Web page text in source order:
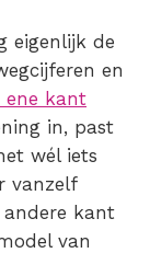
eigenlijk de
en
ene kant
in, past
wél iets
vanzelf
kant
van